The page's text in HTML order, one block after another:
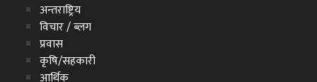
अन्तराष्ट्रिय
विचार / ब्लग
प्रवास
कृषि/सहकारी